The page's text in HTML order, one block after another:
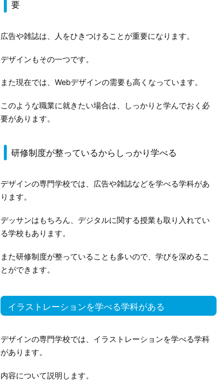
要
広告や雑誌は、人をひきつけることが重要になります。
デザインもその一つです。
また現在では、Webデザインの需要も高くなっています。
このような職業に就きたい場合は、しっかりと学んでおく必
要があります。
研修制度が整っているからしっかり学べる
デザインの専門学校では、広告や雑誌などを学べる学科があ
ります。
デッサンはもちろん、デジタルに関する授業も取り入れてい
る学校もあります。
また研修制度が整っていることも多いので、学びを深めるこ
とができます。
イラストレーションを学べる学科がある
デザインの専門学校では、イラストレーションを学べる学科
があります。
内容について説明します。